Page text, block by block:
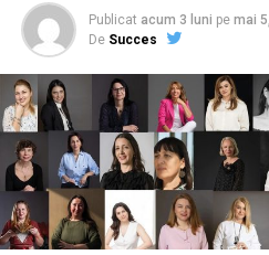
Publicat acum 3 luni pe mai
De Succes